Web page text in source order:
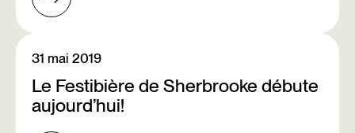
Le Festibière de Sherbrooke débute
aujourd’hui!
31 mai 2019